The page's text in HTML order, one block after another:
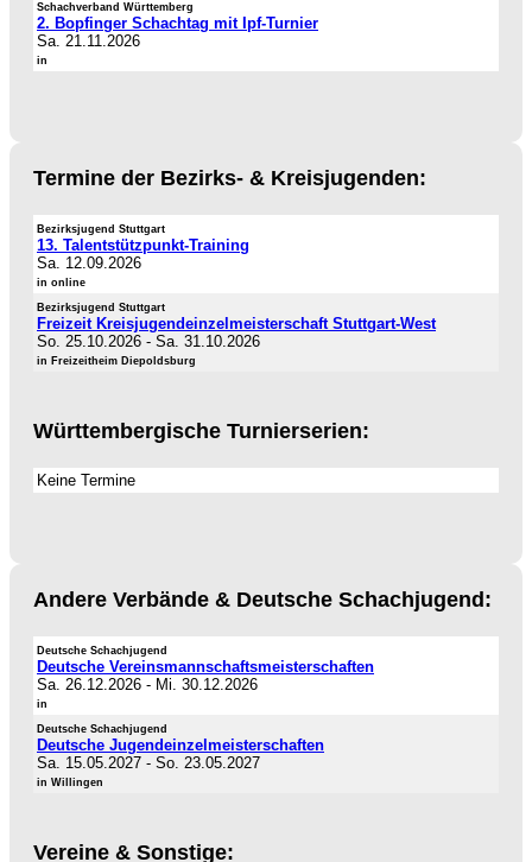
Schachverband Württemberg
2. Bopfinger Schachtag mit Ipf-Turnier
Sa. 21.11.2026
in
Termine der Bezirks- & Kreisjugenden:
Bezirksjugend Stuttgart
13. Talentstützpunkt-Training
Sa. 12.09.2026
in online
Bezirksjugend Stuttgart
Freizeit Kreisjugendeinzelmeisterschaft Stuttgart-West
So. 25.10.2026 - Sa. 31.10.2026
in Freizeitheim Diepoldsburg
Württembergische Turnierserien:
Keine Termine
Andere Verbände & Deutsche Schachjugend:
Deutsche Schachjugend
Deutsche Vereinsmannschaftsmeisterschaften
Sa. 26.12.2026 - Mi. 30.12.2026
in
Deutsche Schachjugend
Deutsche Jugendeinzelmeisterschaften
Sa. 15.05.2027 - So. 23.05.2027
in Willingen
Vereine & Sonstige: